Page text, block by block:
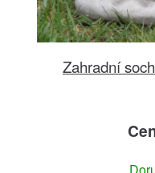
Zahradní